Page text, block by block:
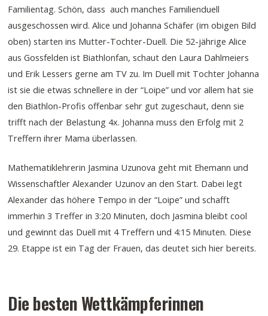
Familientag. Schön, dass auch manches Familienduell
ausgeschossen wird. Alice und Johanna Schäfer (im obigen Bild
oben) starten ins Mutter-Tochter-Duell. Die 52-jährige Alice
aus Gossfelden ist Biathlonfan, schaut den Laura Dahlmeiers
und Erik Lessers gerne am TV zu. Im Duell mit Tochter Johanna
ist sie die etwas schnellere in der “Loipe” und vor allem hat sie
den Biathlon-Profis offenbar sehr gut zugeschaut, denn sie
trifft nach der Belastung 4x. Johanna muss den Erfolg mit 2
Treffern ihrer Mama überlassen.
Mathematiklehrerin Jasmina Uzunova geht mit Ehemann und
Wissenschaftler Alexander Uzunov an den Start. Dabei legt
Alexander das höhere Tempo in der “Loipe” und schafft
immerhin 3 Treffer in 3:20 Minuten, doch Jasmina bleibt cool
und gewinnt das Duell mit 4 Treffern und 4:15 Minuten. Diese
29. Etappe ist ein Tag der Frauen, das deutet sich hier bereits.
Die besten Wettkämpferinnen